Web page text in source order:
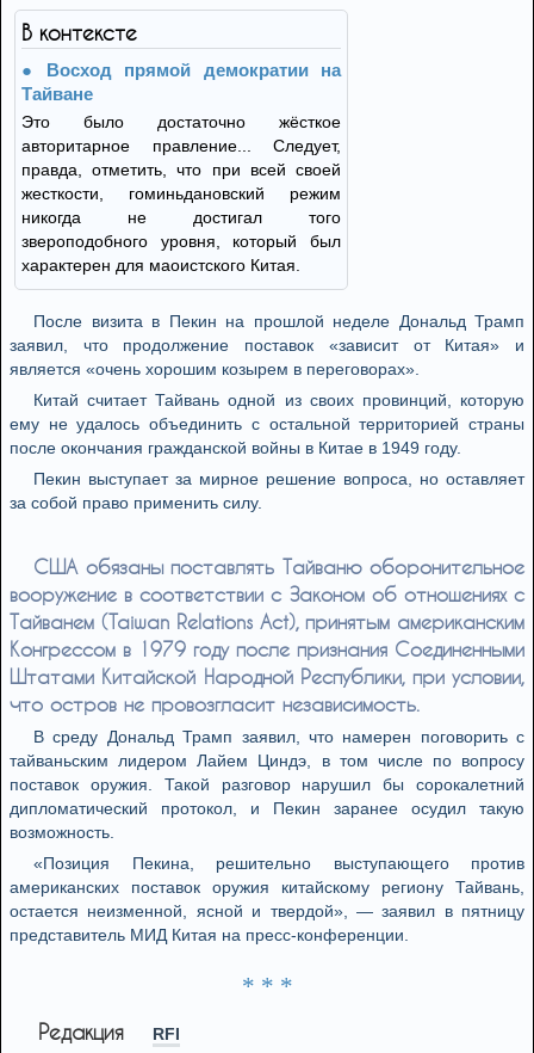
В контексте
Восход прямой демократии на
Тайване
Это было достаточно жёсткое
авторитарное правление... Следует,
правда, отметить, что при всей своей
жесткости, гоминьдановский режим
никогда не достигал того
звероподобного уровня, который был
характерен для маоистского Китая.
После визита в Пекин на прошлой неделе Дональд Трамп
заявил, что продолжение поставок «зависит от Китая» и
является «очень хорошим козырем в переговорах».
Китай считает Тайвань одной из своих провинций, которую
ему не удалось объединить с остальной территорией страны
после окончания гражданской войны в Китае в 1949 году.
Пекин выступает за мирное решение вопроса, но оставляет
за собой право применить силу.
США обязаны поставлять Тайваню оборонительное
вооружение в соответствии с Законом об отношениях с
Тайванем (Taiwan Relations Act), принятым американским
Конгрессом в 1979 году после признания Соединенными
Штатами Китайской Народной Республики, при условии,
что остров не провозгласит независимость.
В среду Дональд Трамп заявил, что намерен поговорить с
тайваньским лидером Лайем Циндэ, в том числе по вопросу
поставок оружия. Такой разговор нарушил бы сорокалетний
дипломатический протокол, и Пекин заранее осудил такую
возможность.
«Позиция Пекина, решительно выступающего против
американских поставок оружия китайскому региону Тайвань,
остается неизменной, ясной и твердой», — заявил в пятницу
представитель МИД Китая на пресс-конференции.
* * *
Редакция RFI